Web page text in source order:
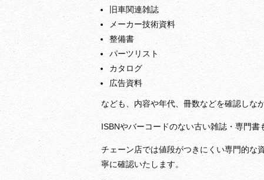
旧車関連雑誌
メーカー技術資料
整備書
パーツリスト
カタログ
広告資料
なども、内容や年代、冊数などを確認しな
ISBNやバーコードのない古い雑誌・専門書
チェーン店では値段がつきにくい専門的な
寧に確認いたします。